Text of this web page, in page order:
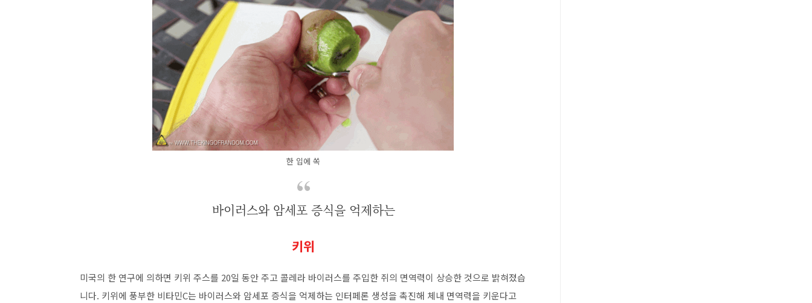
한 입에 쏙
바이러스와 암세포 증식을 억제하는
키위
미국의 한 연구에 의하면 키위 주스를 20일 동안 주고 콜레라 바이러스를 주입한 쥐의 면역력이 상승한 것으로 밝혀졌습
니다. 키위에 풍부한 비타민C는 바이러스와 암세포 증식을 억제하는 인터페론 생성을 촉진해 체내 면역력을 키운다고